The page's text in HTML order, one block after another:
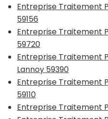
Entreprise Traitement
59156
Entreprise Traitement
59720
Entreprise Traitement
Lannoy 59390
Entreprise Traitement
59110
Entreprise Traitement